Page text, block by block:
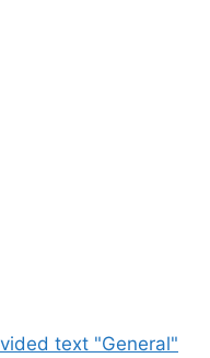
text "General"